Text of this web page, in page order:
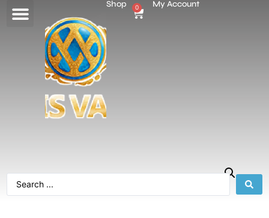
Shop 0 My Account